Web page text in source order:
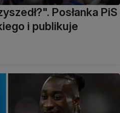
Posłanka PiS
i publikuje